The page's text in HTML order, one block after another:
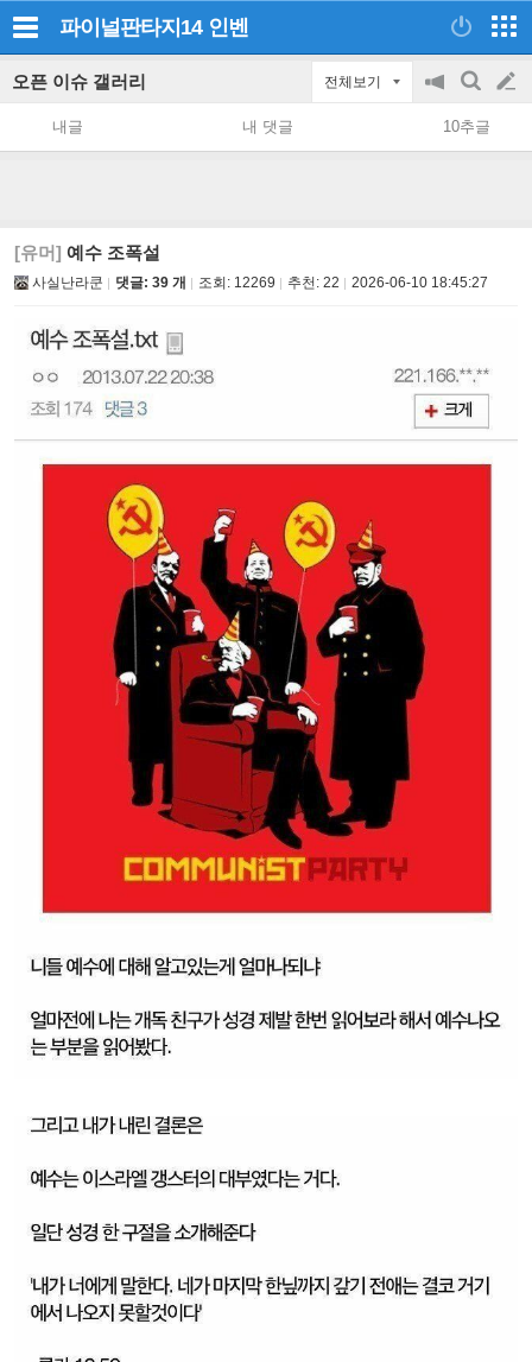
파이널판타지14 인벤
오픈 이슈 갤러리 전체보기
공
지
on/off
검
색
글
쓰
내글 내 댓글 10추글
[유머] 예수 조폭설
사실난라쿤 댓글: 39 개 조회: 12269 추천: 22 2026-06-10 18:45:27